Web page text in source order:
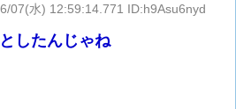
07(水) 12:59:14.771 ID:h9Asu6nyd
したんじゃね